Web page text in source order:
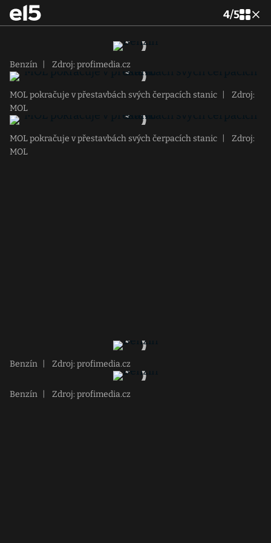
4/5
Benzín Zdroj: profimedia.cz
MOL pokračuje v přestavbách svých čerpacích stanic
Zdroj:
MOL
MOL pokračuje v přestavbách svých čerpacích stanic
Zdroj:
MOL
Benzín Zdroj: profimedia.cz
Benzín Zdroj: profimedia.cz